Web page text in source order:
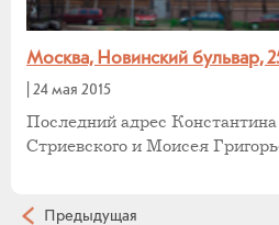
Москва, Новинский бульвар,
24 мая 2015
Последний адрес
Стриевского и Моисея
Предыдущая